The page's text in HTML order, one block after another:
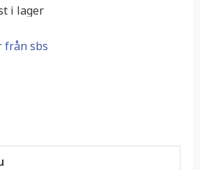
i lager
från sbs